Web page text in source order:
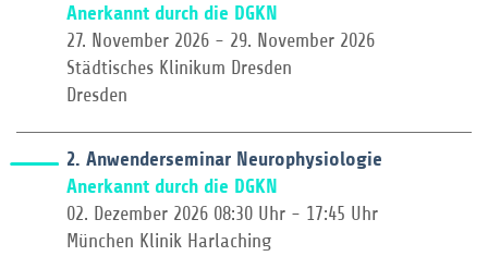
Anerkannt durch die DGKN
27. November 2026 - 29. November 2026
Städtisches Klinikum Dresden
Dresden
2. Anwenderseminar Neurophysiologie
Anerkannt durch die DGKN
02. Dezember 2026 08:30 Uhr - 17:45 Uhr
München Klinik Harlaching